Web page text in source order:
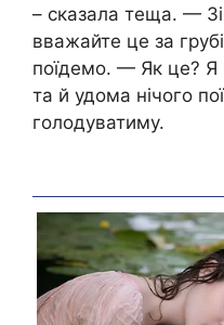
– сказала теща. —
вважайте це за
поїдемо. — Як це? Я
та й удома нічого
голодуватиму.